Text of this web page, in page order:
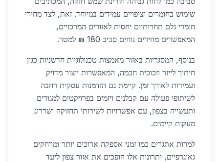
שימוש בחומרים וציפויים עמידים במיוחד. זאת, לצד מחירי
חומרי גלם תחרותיים יחסית לאזורים המרכזיים,
המאפשרים מחירים נוחים סביב 180 ₪ למטר.
בנוסף, המסגריות באזור מאמצות טכנולוגיות חדשניות כגון
חיתוך לייזר וזכוכית חכמה, המאפשרות ייצור מדויק
ועמידות לאורך זמן. קיימת גם הזדמנות עסקית רחבה
לשיתופי פעולה עם קבלנים ויזמים בפרויקטים למגורים
ותעשייה בצפון, עם אפשרויות לשירותי תחזוקה ושדרוג
מעקות קיימים.
למרות אתגרים כמו זמני אספקה ארוכים יותר ומרחקים
גאוגרפיים, יתרונות אלו הופכים את אזור צפון ליעד